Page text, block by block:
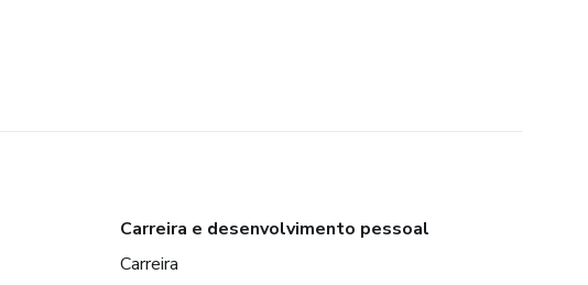
Carreira e desenvolvimento pessoal
Carreira